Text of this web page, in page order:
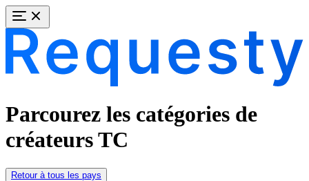
Parcourez les catégories de
créateurs TC
Retour à tous les pays